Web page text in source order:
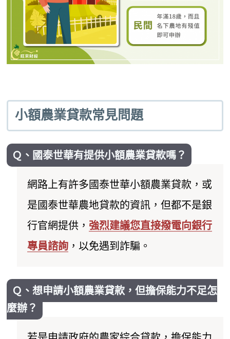
小額農業貸款常見問題
Ｑ、國泰世華有提供小額農業貸款嗎？
網路上有許多國泰世華小額農業貸款，或
是國泰世華農地貸款的資訊，但都不是銀
行官網提供， 強烈建議您直接撥電向銀行
專員諮詢 ，以免遇到詐騙。
Ｑ、想申請小額農業貸款，但擔保能力不足怎
麼辦？